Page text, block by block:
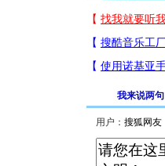
我来说两句
用户：